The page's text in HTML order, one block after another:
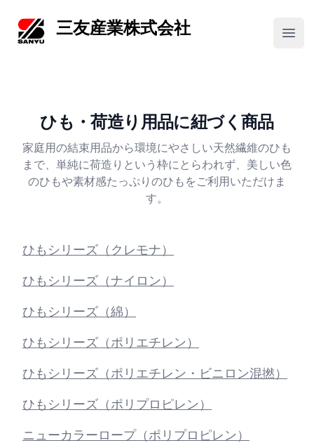
三友産業株式会社
三友産業株式会社
ひも・荷造り用品に紐づく商品
家庭用の結束用品から環境にやさしい天然繊維のひも
まで、単純に荷造りという枠にとらわれず、美しい色
のひもや素材感たっぷりのひもをご利用いただけま
す。
ひもシリーズ（クレモナ）
ひもシリーズ（ナイロン）
ひもシリーズ（綿）
ひもシリーズ（ポリエチレン）
ひもシリーズ（ポリエチレン・ビニロン混撚）
ひもシリーズ（ポリプロピレン）
ニューカラーロープ（ポリプロピレン）